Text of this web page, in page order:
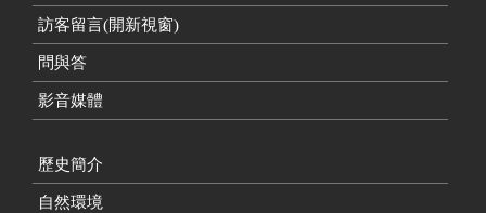
訪客留言(開新視窗)
問與答
影音媒體
歷史簡介
自然環境